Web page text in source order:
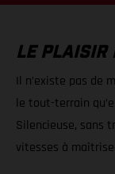
LE PLAISIR
Il n’existe pas de
le tout-terrain
Silencieuse, sans
vitesses à